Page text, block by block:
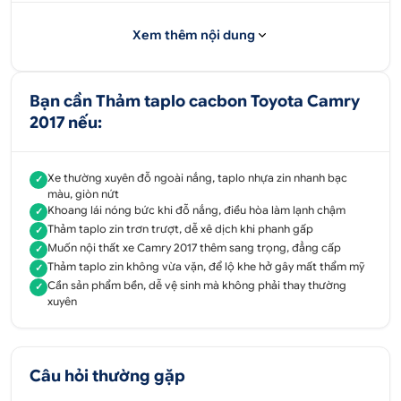
Thảm taplo Toyota Camry 2017là dòng sản
phẩm phụ kiện cần thiết cho xe hơi hiện nay. Với tác
dụng chính là bảo vệ bề mặt Taplo tránh khỏi
những tác động của thời tiết, nắng nóng làm ảnh
hưởng đến các bộ phận của xe.
ngăn chặn tác động tia UV làm ảnh hưởng đến
Xem thêm nội dung
Bạn cần Thảm taplo cacbon Toyota Camry
2017 nếu:
✓ Xe thường xuyên đỗ ngoài nắng, taplo nhựa zin nhanh bạc
màu, giòn nứt
✓ Khoang lái nóng bức khi đỗ nắng, điều hòa làm lạnh chậm
✓ Thảm taplo zin trơn trượt, dễ xê dịch khi phanh gấp
✓ Muốn nội thất xe Camry 2017 thêm sang trọng, đẳng cấp
✓ Thảm taplo zin không vừa vặn, để lộ khe hở gây mất thẩm mỹ
✓ Cần sản phẩm bền, dễ vệ sinh mà không phải thay thường
xuyên
Câu hỏi thường gặp